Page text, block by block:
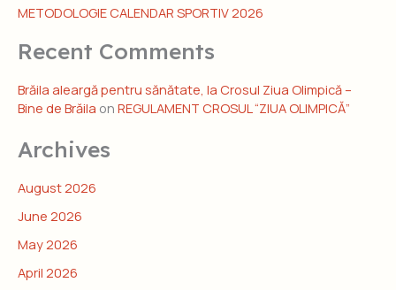
METODOLOGIE CALENDAR SPORTIV 2026
Recent Comments
Brăila aleargă pentru sănătate, la Crosul Ziua Olimpică –
Bine de Brăila on REGULAMENT CROSUL “ZIUA OLIMPICĂ”
Archives
August 2026
June 2026
May 2026
April 2026